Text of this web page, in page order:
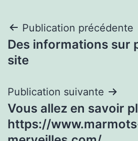
Navigation
de
Publication précédente
Des informations sur
site
Publication suivante
Vous allez en savoir
https://